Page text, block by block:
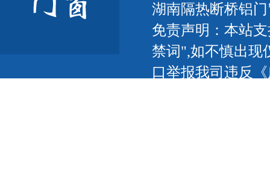
湖南隔热断桥铝
免责声明：本站
禁词",如不慎出现
口举报我司违反